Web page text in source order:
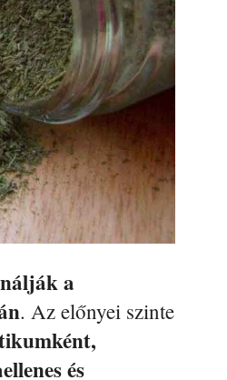
a
. Az előnyei szinte
és